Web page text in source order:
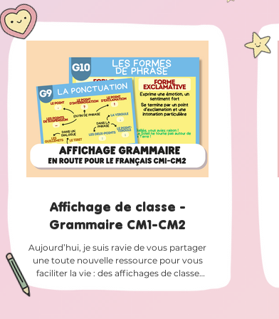
été conçu pour s'intégrer naturellement à
votre progression annuelle et prolonger le
travail mené autour des personnages et
oeuvres étudiés. Qu'il s'agisse des Femmes
et Hommes d'exception ou des Contes et
histoires du monde, chaque fiche permet
de réinvestir les connaissances tout en
développant des compétences esse
Affichage de classe -
Grammaire CM1-CM2
Aujourd’hui, je suis ravie de vous partager
une toute nouvelle ressource pour vous
faciliter la vie : des affichages de classe
prêts à être imprimés pour vos leçons de
grammaire ! 📚 Des affichages disponibles